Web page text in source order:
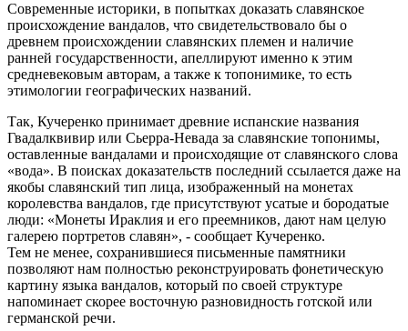
Современные историки, в попытках доказать славянское
происхождение вандалов, что свидетельствовало бы о
древнем происхождении славянских племен и наличие
ранней государственности, апеллируют именно к этим
средневековым авторам, а также к топонимике, то есть
этимологии географических названий.
Так, Кучеренко принимает древние испанские названия
Гвадалквивир или Сьерра-Невада за славянские топонимы,
оставленные вандалами и происходящие от славянского слова
«вода». В поисках доказательств последний ссылается даже на
якобы славянский тип лица, изображенный на монетах
королевства вандалов, где присутствуют усатые и бородатые
люди: «Монеты Ираклия и его преемников, дают нам целую
галерею портретов славян», - сообщает Кучеренко.
Тем не менее, сохранившиеся письменные памятники
позволяют нам полностью реконструировать фонетическую
картину языка вандалов, который по своей структуре
напоминает скорее восточную разновидность готской или
германской речи.